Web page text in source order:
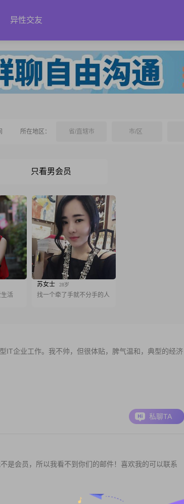
异性交友
所在地区： 省/直辖市 市/区
只看男会员
活
苏女士 28岁
找一个牵了手就不分手的人
IT企业工作。我不帅，但很体贴，脾气温和，典型的经济
私聊TA
是会员，所以我看不到你们的邮件！喜欢我的可以联系